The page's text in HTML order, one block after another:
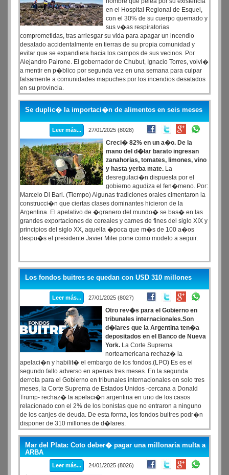
en el Hospital Regional de Esquel,
con el 30% de su cuerpo quemado y
sus v�as respiratorias
comprometidas, tras arriesgar su vida para apagar un incendio
desatado accidentalmente en tierras de su propia comunidad y
evitar que se expandiera hacia los campos de sus vecinos. Por
Alejandro Pairone. El gobernador de Chubut, Ignacio Torres, volvi�
a mentir en p�blico por segunda vez en una semana para culpar
falsamente a comunidades mapuches por los incendios desatados
en su provincia.
Se duplic� la importaci�n de alimentos en seis meses
Leer más... 27/01/2025 (8028)
Creci� 82% en un a�o. De la
mano del d�lar barato ingresan
zanahorias, tomates, limones, vino
y hasta yerba mate. La
desregulaci�n dispuesta por el
gobierno agudiza el fen�meno. Por:
Marcelo Di Bari. (Tiempo) Algunas tradiciones orales cimentaron la
construcci�n que ciertas clases dominantes hicieron de la
Argentina. El apelativo de �granero del mundo� se bas� en las
grandes exportaciones de cereales y carnes de fines del siglo XIX y
principios del siglo XX, aquella �poca que m�s de 100 a�os
despu�s el presidente Javier Milei pone como modelo a seguir.
Los fondos buitres se quedan con USD 310 millones
Leer más... 27/01/2025 (8027)
Otro rev�s para el Gobierno en
tribunales internacionales.Son
d�lares que la Argentina ten�a
depositados en el Banco de Nueva
York. La Corte Suprema
norteamericana rechaz� la
apelaci�n y habilit� el embargo de los fondos.(LPO) Es es el
segundo fallo adverso en apenas tres meses. En la segunda
derrota para el Gobierno en tribunales internacionales en solo tres
meses, la Corte Suprema de Estados Unidos -cercana a Donald
Trump- rechaz� la apelaci�n argentina en uno de los casos
relacionado con el 2% de los bonistas que no entraron a ninguno
de los canjes de deuda. De esta forma, los fondos buitres podr�n
disponer de 310 millones de d�lares.
Mar del Plata: Coto deber� pagar una millonaria multa a
ARBA
Leer más... 24/01/2025 (8026)